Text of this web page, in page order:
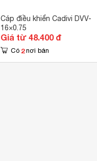
Cáp điều khiển Cadivi DVV-
16×0.75
Giá từ 48.400 đ
Có 2 nơi bán